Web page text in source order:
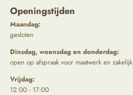
Openingstijden
Maandag:
gesloten
Dinsdag, woensdag en donderdag:
open op afspraak voor maatwerk en zakelijk
Vrijdag:
12:00 - 17:00